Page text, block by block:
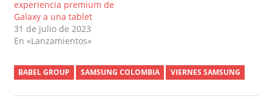
experiencia premium de
Galaxy a una tablet
31 de julio de 2023
En «Lanzamientos»
BABEL GROUP SAMSUNG COLOMBIA VIERNES SAMSUNG